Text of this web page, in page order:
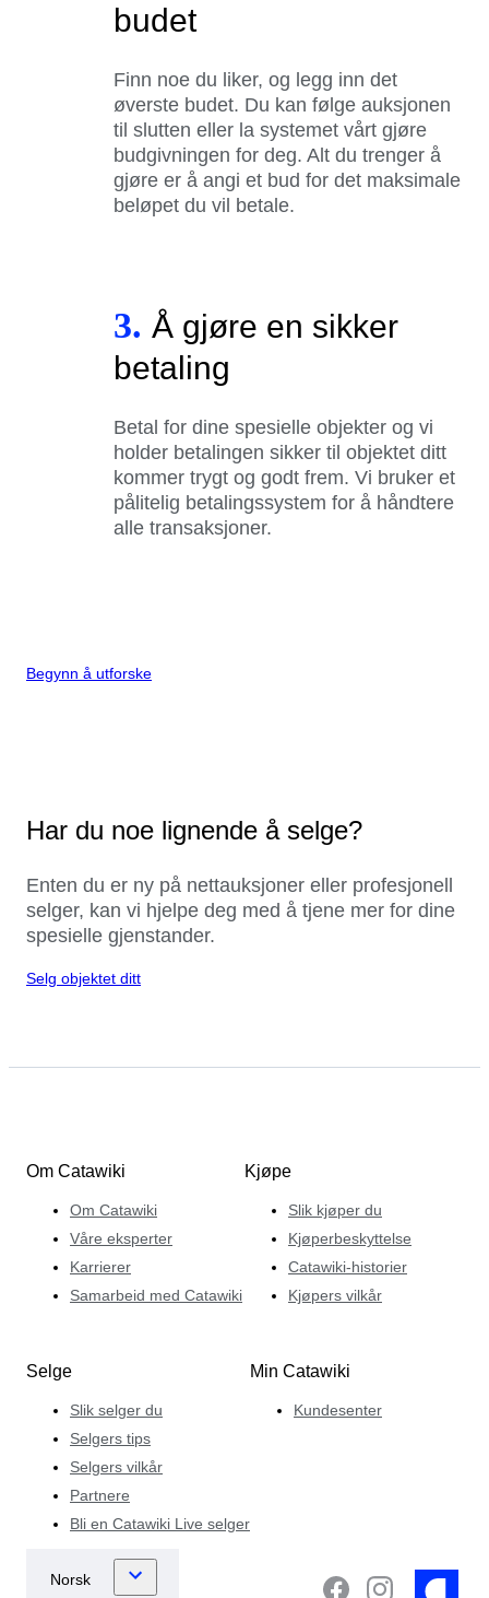
budet
Finn noe du liker, og legg inn det
øverste budet. Du kan følge auksjonen
til slutten eller la systemet vårt gjøre
budgivningen for deg. Alt du trenger å
gjøre er å angi et bud for det maksimale
beløpet du vil betale.
3. Å gjøre en sikker
betaling
Betal for dine spesielle objekter og vi
holder betalingen sikker til objektet ditt
kommer trygt og godt frem. Vi bruker et
pålitelig betalingssystem for å håndtere
alle transaksjoner.
Begynn å utforske
Har du noe lignende å selge?
Enten du er ny på nettauksjoner eller profesjonell
selger, kan vi hjelpe deg med å tjene mer for dine
spesielle gjenstander.
Selg objektet ditt
Om Catawiki
Om Catawiki
Våre eksperter
Karrierer
Samarbeid med Catawiki
Kjøpe
Slik kjøper du
Kjøperbeskyttelse
Catawiki-historier
Kjøpers vilkår
Selge
Slik selger du
Selgers tips
Selgers vilkår
Partnere
Bli en Catawiki Live selger
Min Catawiki
Kundesenter